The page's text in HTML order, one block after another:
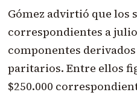
Gómez advirtió que los
correspondientes a
componentes
paritarios. Entre ellos
$250.000